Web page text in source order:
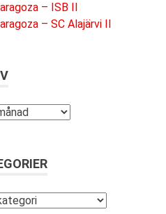
– ISB II
– SC Alajärvi II